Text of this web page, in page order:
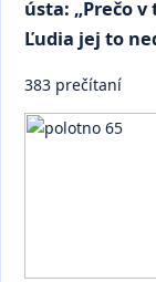
ústa: „Prečo
Ľudia jej to
383 prečítaní